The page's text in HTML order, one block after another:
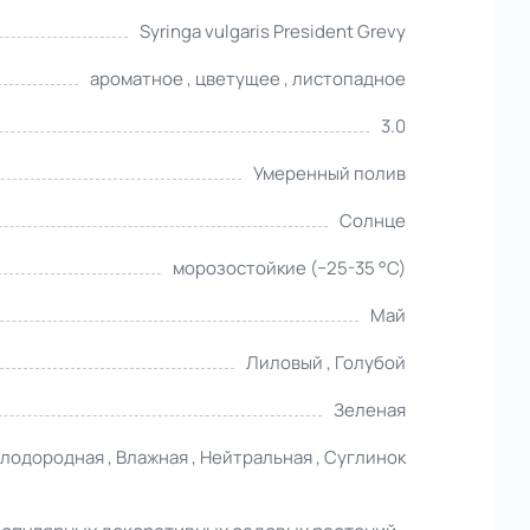
Syringa vulgaris President Grevy
ароматное , цветущее , листопадное
3.0
Умеренный полив
Солнце
морозостойкие (−25-35 °С)
Май
Лиловый , Голубой
Зеленая
, Влажная , Нейтральная , Суглинок